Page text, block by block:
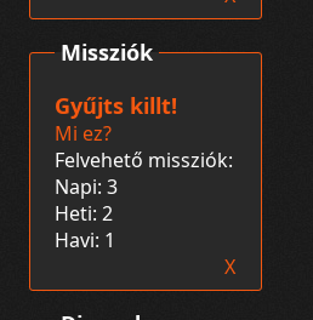
Missziók
Gyűjts killt!
Mi ez?
Felvehető missziók:
Napi: 3
Heti: 2
Havi: 1
X